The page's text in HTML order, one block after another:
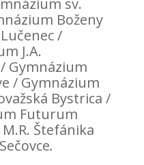
sv.
Boženy
/
J.A.
Gymnázium
/ Gymnázium
Bystrica /
Futurum
Štefánika
.